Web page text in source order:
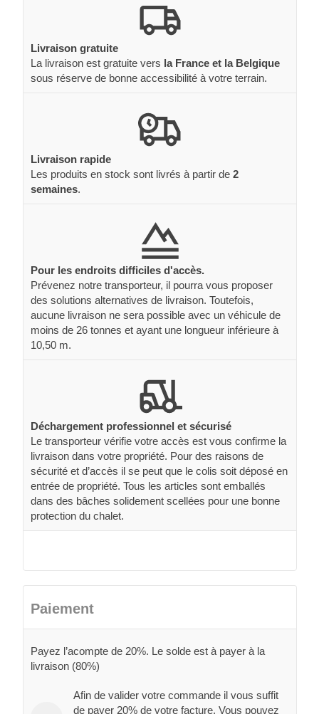
Livraison gratuite
La livraison est gratuite vers la France et la Belgique
sous réserve de bonne accessibilité à votre terrain.
Livraison rapide
Les produits en stock sont livrés à partir de 2
semaines.
Pour les endroits difficiles d'accès.
Prévenez notre transporteur, il pourra vous proposer
des solutions alternatives de livraison. Toutefois,
aucune livraison ne sera possible avec un véhicule de
moins de 26 tonnes et ayant une longueur inférieure à
10,50 m.
Déchargement professionnel et sécurisé
Le transporteur vérifie votre accès est vous confirme la
livraison dans votre propriété. Pour des raisons de
sécurité et d’accès il se peut que le colis soit déposé en
entrée de propriété. Tous les articles sont emballés
dans des bâches solidement scellées pour une bonne
protection du chalet.
Paiement
Payez l’acompte de 20%. Le solde est à payer à la
livraison (80%)
Afin de valider votre commande il vous suffit
de payer 20% de votre facture. Vous pouvez